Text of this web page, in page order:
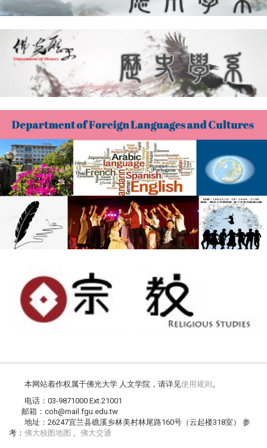
本网站着作权属于佛光大学 人文学院，请详见使用规则 。
电话：03-9871000 Ext.21001
邮箱：coh@mail.fgu.edu.tw
地址：26247宜兰县礁溪乡林美村林尾路160号（云起楼318室） 参
考： 佛大校图地图 佛大交通